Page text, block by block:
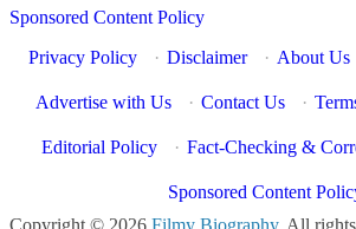
Sponsored Content Policy
Privacy Policy
· Disclaimer · About Us
Advertise with Us · Contact Us ·
Editorial Policy · Fact-Checking &
Sponsored Content
Copyright © 2026 Filmy Biography. All rights